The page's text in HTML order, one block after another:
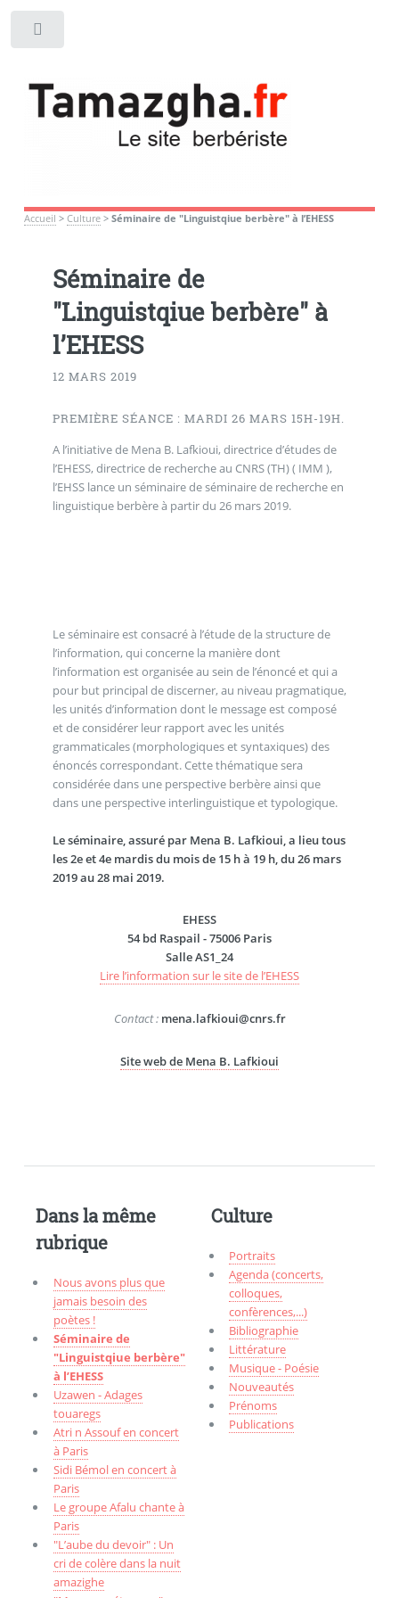
Accueil > Culture> Séminaire de "Linguistqiue berbère" à l’EHESS
Séminaire de
"Linguistqiue berbère" à
l’EHESS
12 MARS 2019
PREMIÈRE SÉANCE : MARDI 26 MARS 15H-19H.
A l’initiative de Mena B. Lafkioui, directrice d’études de
l’EHESS, directrice de recherche au CNRS (TH) ( IMM ),
l’EHSS lance un séminaire de séminaire de recherche en
linguistique berbère à partir du 26 mars 2019.
Le séminaire est consacré à l’étude de la structure de
l’information, qui concerne la manière dont
l’information est organisée au sein de l’énoncé et qui a
pour but principal de discerner, au niveau pragmatique,
les unités d’information dont le message est composé
et de considérer leur rapport avec les unités
grammaticales (morphologiques et syntaxiques) des
énoncés correspondant. Cette thématique sera
considérée dans une perspective berbère ainsi que
dans une perspective interlinguistique et typologique.
Le séminaire, assuré par Mena B. Lafkioui, a lieu tous
les 2e et 4e mardis du mois de 15 h à 19 h, du 26 mars
2019 au 28 mai 2019.
EHESS
54 bd Raspail - 75006 Paris
Salle AS1_24
Lire l’information sur le site de l’EHESS
Contact : mena.lafkioui@cnrs.fr
Site web de Mena B. Lafkioui
Dans la même
rubrique
Nous avons plus que
jamais besoin des
poètes !
Séminaire de
"Linguistqiue berbère"
à l’EHESS
Uzawen - Adages
touaregs
Atri n Assouf en concert
à Paris
Sidi Bémol en concert à
Paris
Le groupe Afalu chante à
Paris
"L’aube du devoir" : Un
cri de colère dans la nuit
amazighe
Culture
Portraits
Agenda (concerts,
colloques,
confèrences,...)
Bibliographie
Littérature
Musique - Poésie
Nouveautés
Prénoms
Publications